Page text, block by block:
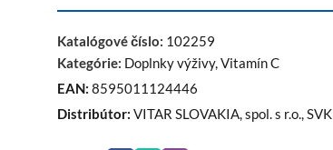
Katalógové číslo: 102259
Kategórie: Doplnky výživy,Vitamín C
EAN: 8595011124446
Distribútor: VITAR SLOVAKIA, spol. s r.o., SVK